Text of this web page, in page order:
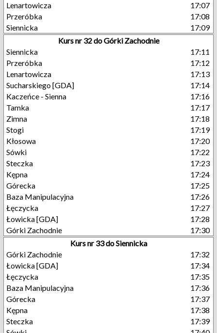
Lenartowicza
17:07
Przeróbka
17:08
Siennicka
17:09
Kurs nr 32 do Górki Zachodnie
Siennicka
17:11
Przeróbka
17:12
Lenartowicza
17:13
Sucharskiego [GDA]
17:14
Kaczeńce - Sienna
17:16
Tamka
17:17
Zimna
17:18
Stogi
17:19
Kłosowa
17:20
Sówki
17:22
Steczka
17:23
Kępna
17:24
Górecka
17:25
Baza Manipulacyjna
17:26
Łęczycka
17:27
Łowicka [GDA]
17:28
Górki Zachodnie
17:30
Kurs nr 33 do Siennicka
Górki Zachodnie
17:32
Łowicka [GDA]
17:34
Łęczycka
17:35
Baza Manipulacyjna
17:36
Górecka
17:37
Kępna
17:38
Steczka
17:39